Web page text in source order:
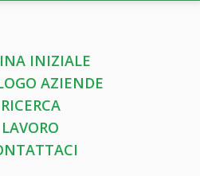
INIZIALE
AZIENDE
RICERCA
LAVORO